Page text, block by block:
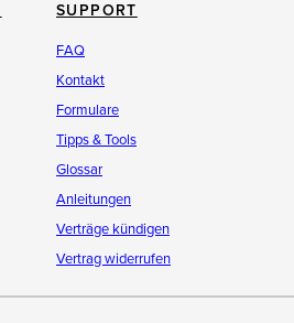
SUPPORT
FAQ
Kontakt
Formulare
Tipps & Tools
Glossar
Anleitungen
Verträge kündigen
Vertrag widerrufen